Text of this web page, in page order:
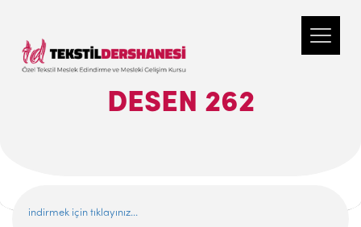
DESEN 262
indirmek için tıklayınız...